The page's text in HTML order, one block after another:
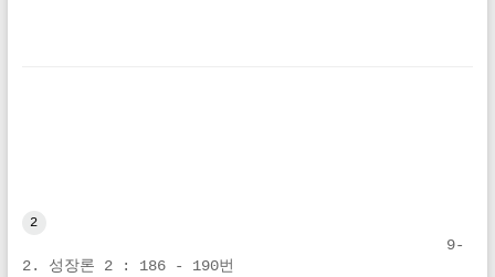
2
9-
2. 성장론 2 : 186 - 190번